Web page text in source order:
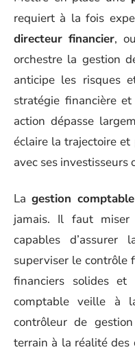
requiert à la fois
directeur financier,
orchestre la gestion
anticipe les risques
stratégie financière
action dépasse
éclaire la trajectoire et
avec ses investisseurs
Lagestion
jamais. Il faut miser
capables
superviser le contrôle
financiers solides et
comptable veille à
contrôleur de
terrain à la réalité des